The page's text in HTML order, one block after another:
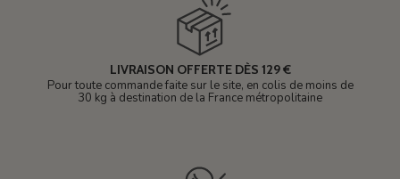
LIVRAISON OFFERTE DÈS 129 €
Pour toute commande faite sur le site, en colis de moins de
30 kg à destination de la France métropolitaine